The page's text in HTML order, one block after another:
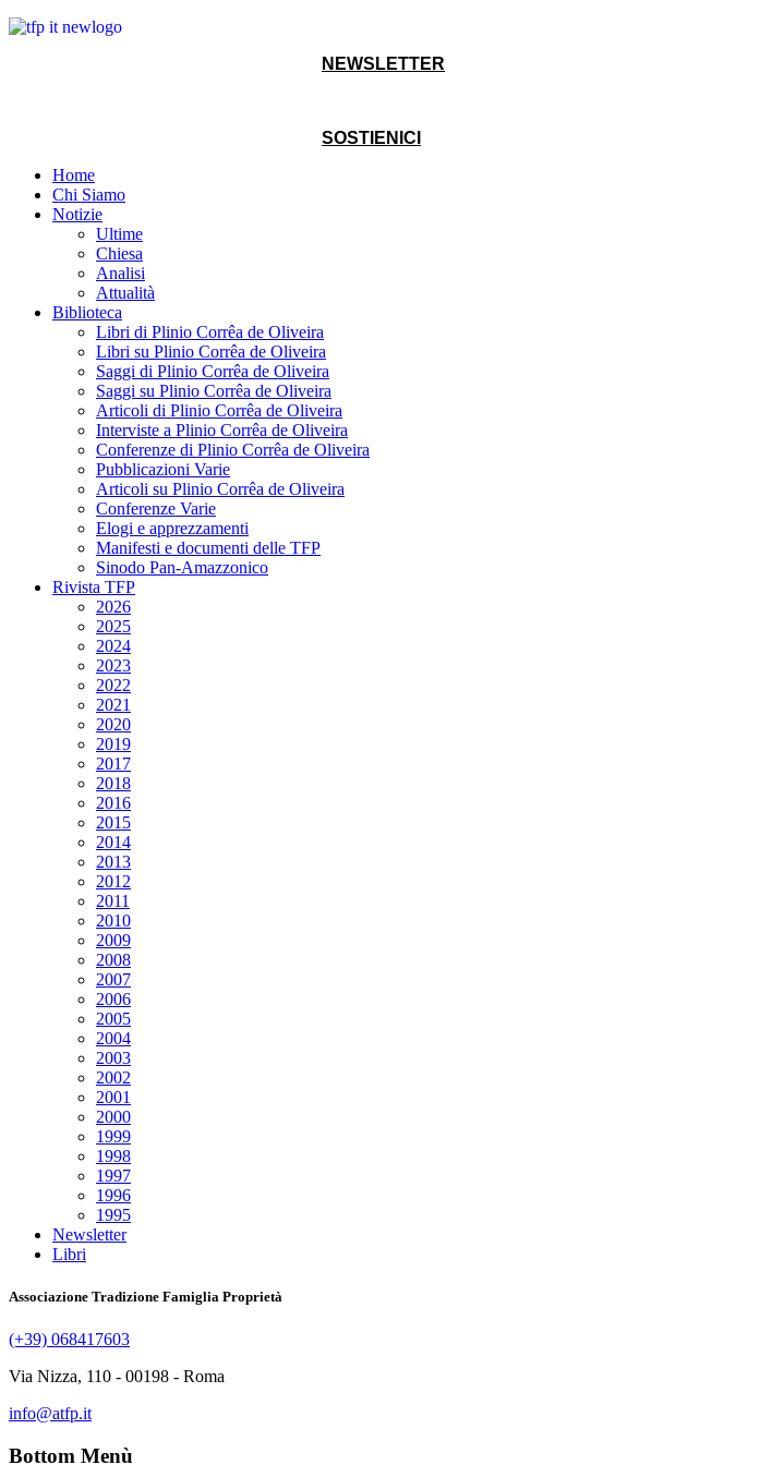
NEWSLETTER
SOSTIENICI
Home
Chi Siamo
Notizie
Ultime
Chiesa
Analisi
Attualità
Biblioteca
Libri di Plinio Corrêa de Oliveira
Libri su Plinio Corrêa de Oliveira
Saggi di Plinio Corrêa de Oliveira
Saggi su Plinio Corrêa de Oliveira
Articoli di Plinio Corrêa de Oliveira
Interviste a Plinio Corrêa de Oliveira
Conferenze di Plinio Corrêa de Oliveira
Pubblicazioni Varie
Articoli su Plinio Corrêa de Oliveira
Conferenze Varie
Elogi e apprezzamenti
Manifesti e documenti delle TFP
Sinodo Pan-Amazzonico
Rivista TFP
2026
2025
2024
2023
2022
2021
2020
2019
2017
2018
2016
2015
2014
2013
2012
2011
2010
2009
2008
2007
2006
2005
2004
2003
2002
2001
2000
1999
1998
1997
1996
1995
Newsletter
Libri
Associazione Tradizione Famiglia Proprietà
(+39) 068417603
Via Nizza, 110 - 00198 - Roma
info@atfp.it
Bottom Menù